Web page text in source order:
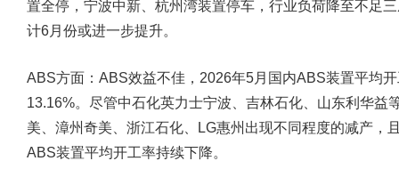
置全停，宁波中新、杭州湾装置停车，行业负荷降至不足
计6月份或进一步提升。
ABS方面：ABS效益不佳，2026年5月国内ABS装置平均
13.16%。尽管中石化英力士宁波、吉林石化、山东利华益
美、漳州奇美、浙江石化、LG惠州出现不同程度的减产，
ABS装置平均开工率持续下降。